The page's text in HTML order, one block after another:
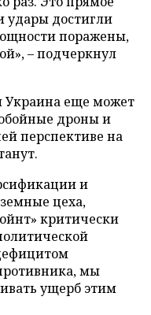
удары достигли
поражены,
– подчеркнул
Украина еще может
дроны и
перспективе на
и
цеха,
критически
мы
ущерб этим